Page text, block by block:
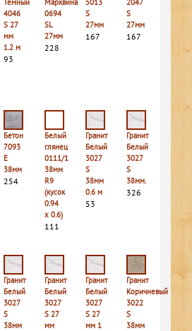
Темный
4046
S 27
мм
1.2 м
93
Марквина
0694
SL
27мм
228
5013
S
27мм
167
2047
S
27мм
167
Бетон
7093
E
38мм
254
Белый
глянец
0111/1
38мм
R9
(кусок
0.94
х 0.6)
111
Гранит
Белый
3027
S
38мм
0.6 м
53
Гранит
Белый
3027
S
38мм.
326
Гранит
Белый
3027
S
38мм
Гранит
Белый
3027
S 27
мм
Гранит
Белый
3027
S 27
мм 1
Гранит
Коричневый
3022
S
38мм